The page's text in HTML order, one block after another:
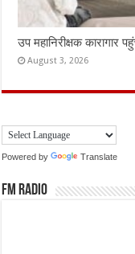
उप महानिरीक्षक कारागार
August 3, 2026
Powered by Translate
FM Radio